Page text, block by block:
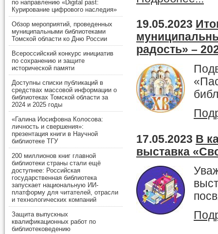
по направлению «Digital past:
Курирование цифрового наследия»
Обзор мероприятий, проведенных
муниципальными библиотеками
Томской области ко Дню России
Всероссийский конкурс инициатив
по сохранению и защите
исторической памяти
Доступны списки публикаций в
средствах массовой информации о
библиотеках Томской области за
2024 и 2025 годы
«Галина Иосифовна Колосова:
личность и свершения»:
презентация книги в Научной
библиотеке ТГУ
200 миллионов книг главной
библиотеки страны стали ещё
доступнее: Российская
государственная библиотека
запускает национальную ИИ-
платформу для читателей, отрасли
и технологических компаний
Защита выпускных
квалификационных работ по
библиотековедению
19.05.2023
радость» –
17.05.2023 В
выставка